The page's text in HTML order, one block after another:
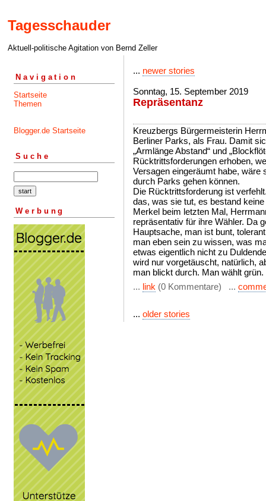
Tagesschauder
Aktuell-politische Agitation von Bernd Zeller
Navigation
Startseite
Themen
Blogger.de Startseite
Suche
Werbung
... newer stories
Sonntag, 15. September 2019
Repräsentanz
Kreuzbergs Bürgermeisterin
Berliner Parks, als Frau. Damit
„Armlänge Abstand“ und
Rücktrittsforderungen erhoben,
Versagen eingeräumt habe, wäre
durch Parks gehen können.
Die Rücktrittsforderung ist
das, was sie tut, es bestand
Merkel beim letzten Mal,
repräsentativ für ihre Wähler. Da
Hauptsache, man ist bunt,
man eben sein zu wissen, was
etwas eigentlich nicht zu
wird nur vorgetäuscht, natürlich,
man blickt durch. Man wählt grün.
... link (0 Kommentare) ...
... older stories